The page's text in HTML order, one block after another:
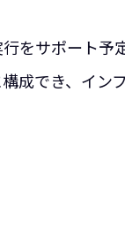
をサポート予定
成でき、イン